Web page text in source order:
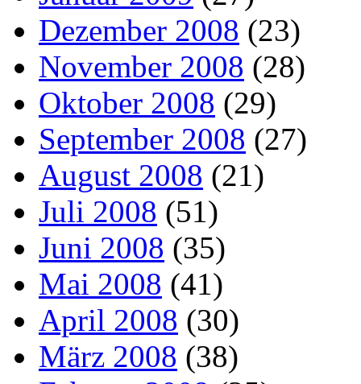
Dezember 2008 (23)
November 2008 (28)
Oktober 2008 (29)
September 2008 (27)
August 2008 (21)
Juli 2008 (51)
Juni 2008 (35)
Mai 2008 (41)
April 2008 (30)
März 2008 (38)